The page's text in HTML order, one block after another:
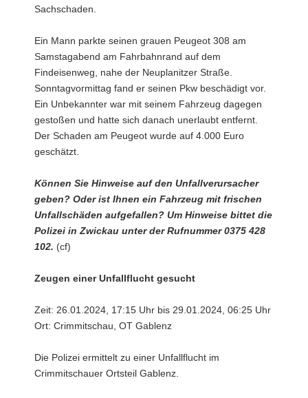
Sachschaden.
Ein Mann parkte seinen grauen Peugeot 308 am
Samstagabend am Fahrbahnrand auf dem
Findeisenweg, nahe der Neuplanitzer Straße.
Sonntagvormittag fand er seinen Pkw beschädigt vor.
Ein Unbekannter war mit seinem Fahrzeug dagegen
gestoßen und hatte sich danach unerlaubt entfernt.
Der Schaden am Peugeot wurde auf 4.000 Euro
geschätzt.
Können Sie Hinweise auf den Unfallverursacher
geben? Oder ist Ihnen ein Fahrzeug mit frischen
Unfallschäden aufgefallen? Um Hinweise bittet die
Polizei in Zwickau unter der Rufnummer 0375 428
102. (cf)
Zeugen einer Unfallflucht gesucht
Zeit: 26.01.2024, 17:15 Uhr bis 29.01.2024, 06:25 Uhr
Ort: Crimmitschau, OT Gablenz
Die Polizei ermittelt zu einer Unfallflucht im
Crimmitschauer Ortsteil Gablenz.